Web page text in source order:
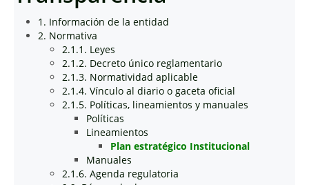
1. Información de la entidad
2. Normativa
2.1.1. Leyes
2.1.2. Decreto único reglamentario
2.1.3. Normatividad aplicable
2.1.4. Vínculo al diario o gaceta oficial
2.1.5. Políticas, lineamientos y manuales
Políticas
Lineamientos
Plan estratégico Institucional
Manuales
2.1.6. Agenda regulatoria